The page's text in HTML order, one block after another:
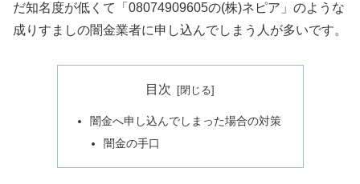
だ知名度が低くて「08074909605の(株)ネピア」のような
成りすましの闇金業者に申し込んでしまう人が多いです。
目次
闇金へ申し込んでしまった場合の対策
闇金の手口